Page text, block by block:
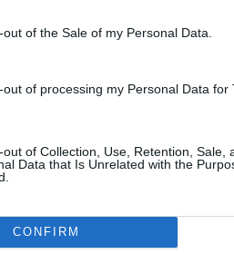
of the Sale of my Personal Data.
of processing my Personal Data for
of Collection, Use, Retention, Sale,
Data that Is Unrelated with the
CONFIRM